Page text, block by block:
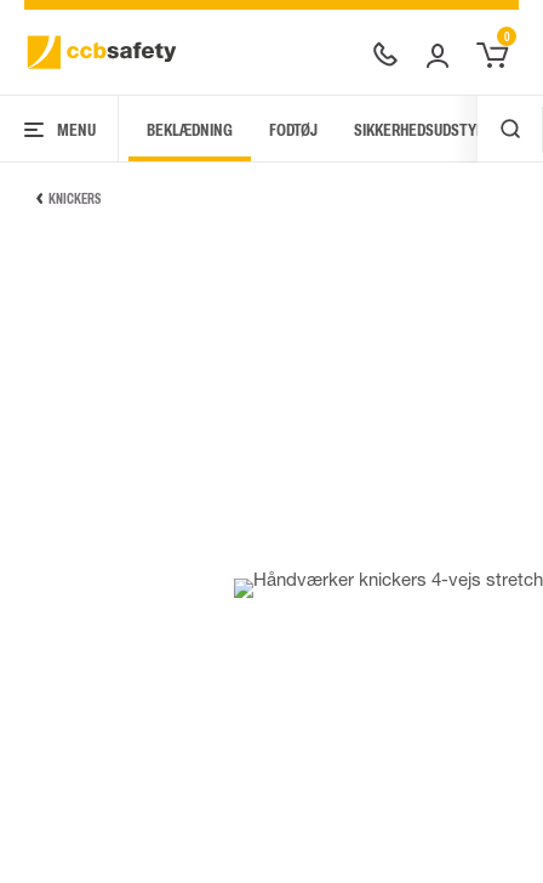
0
MENU BEKLÆDNING FODTØJ SIKKERHEDSUDSTYR
KNICKERS